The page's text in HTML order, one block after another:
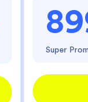
Super